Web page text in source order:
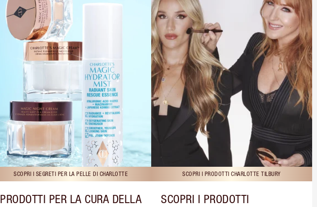
SCOPRI I SEGRETI PER LA PELLE DI CHARLOTTE
PRODOTTI PER LA CURA DELLA
SCOPRI I PRODOTTI CHARLOTTE TILBURY
SCOPRI I PRODOTTI